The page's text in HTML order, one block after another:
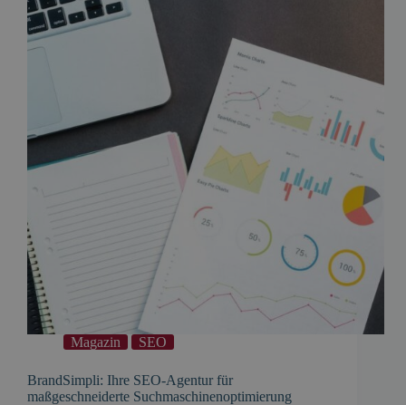
Magazin SEO
BrandSimpli: Ihre SEO-Agentur für
maßgeschneiderte Suchmaschinenoptimierung